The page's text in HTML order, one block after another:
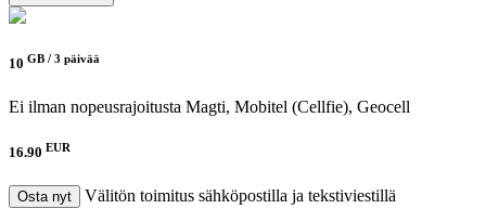
10 GB / 3 päivää
Ei ilman nopeusrajoitusta Magti, Mobitel (Cellfie), Geocell
16.90 EUR
Osta nyt
Välitön toimitus sähköpostilla ja tekstiviestillä